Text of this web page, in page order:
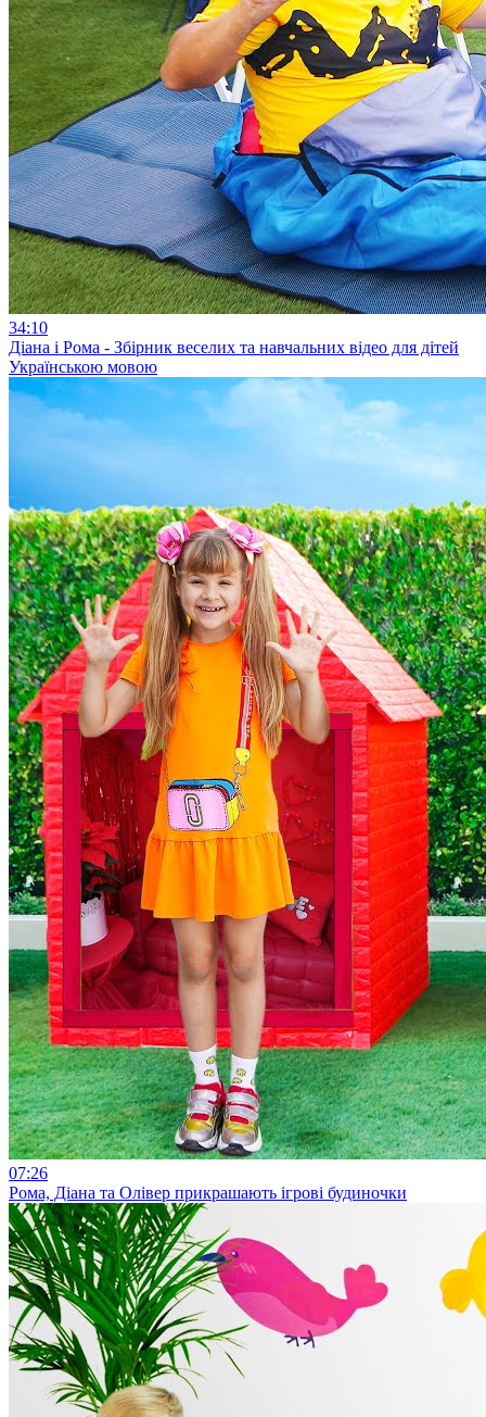
34:10
Діана і Рома - Збірник веселих та навчальних відео для дітей
Українською мовою
07:26
Рома, Діана та Олівер прикрашають ігрові будиночки